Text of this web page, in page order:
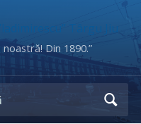
Din 1890.”